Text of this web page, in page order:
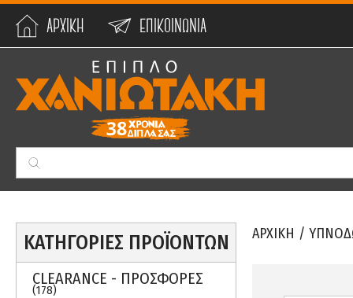
ΑΡΧΙΚΗ ΕΠΙΚΟΙΝΩΝΙΑ
ΚΑΤΗΓΟΡΙΕΣ ΠΡΟΪΟΝΤΩΝ
CLEARANCE - ΠΡΟΣΦΟΡΕΣ
(178)
ΑΡΧΙΚΗ /